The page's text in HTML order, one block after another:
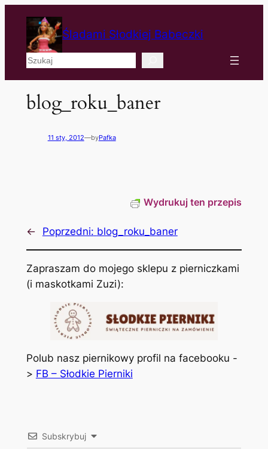
Śladami Słodkiej Babeczki
Szukaj
blog_roku_baner
11 sty, 2012—byPafka
Wydrukuj ten przepis
← Poprzedni: blog_roku_baner
Zapraszam do mojego sklepu z pierniczkami
(i maskotkami Zuzi):
Polub nasz piernikowy profil na facebooku -
> FB – Słodkie Pierniki
Subskrybuj